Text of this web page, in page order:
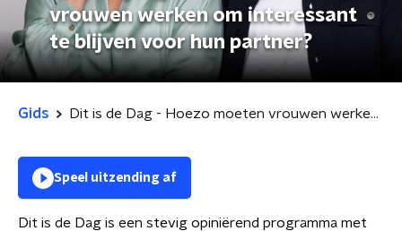
vrouwen werken om interessant
te blijven voor hun partner?
Gids Dit is de Dag - Hoezo moeten vrouwen werken om interessant te blijven voor hun partner?
Speel uitzending af
Dit is de Dag is een stevig opiniërend programma met